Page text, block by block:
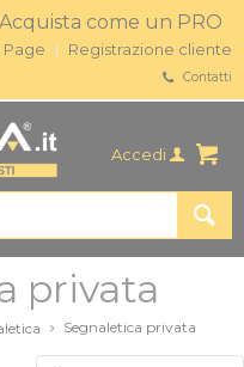
Acquista come un PRO
Registrazione cliente
Contatti
Accedi
privata
Segnaletica privata